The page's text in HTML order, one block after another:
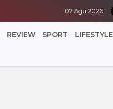
07 Agu 2026
REVIEW SPORT LIFESTYLE